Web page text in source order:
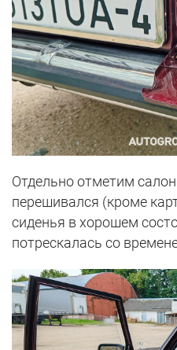
Отдельно отметим
перешивался (кроме
сиденья в хорошем
потрескалась со